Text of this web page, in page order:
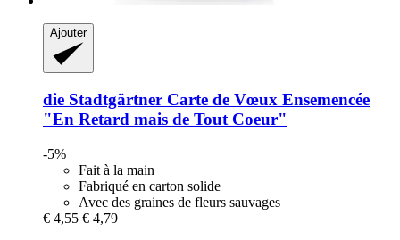
Ajouter
die Stadtgärtner Carte de Vœux Ensemencée
"En Retard mais de Tout Coeur"
-5%
Fait à la main
Fabriqué en carton solide
Avec des graines de fleurs sauvages
€ 4,55 € 4,79